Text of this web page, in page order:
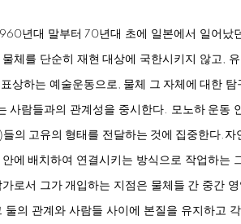
년대 말부터 70년대 초에 일본에서 일어났
체를 단순히 재현 대상에 국한시키지 않고,
상하는 예술운동으로, 물체 그 자체에 대한 탐
사람들과의 관계성을 중시한다. 모노하 운동
)들의 고유의 형태를 전달하는 것에 집중한다. 자
안에 배치하여 연결시키는 방식으로 작업하는
가로서 그가 개입하는 지점은 물체들 간 중간 영
둘의 관계와 사람들 사이에 본질을 유지하고